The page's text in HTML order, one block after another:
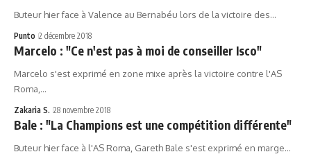
Buteur hier face à Valence au Bernabéu lors de la victoire des…
Punto 2 décembre 2018
Marcelo : "Ce n'est pas à moi de conseiller Isco"
Marcelo s'est exprimé en zone mixe après la victoire contre l'AS
Roma,…
Zakaria S. 28 novembre 2018
Bale : "La Champions est une compétition différente"
Buteur hier face à l'AS Roma, Gareth Bale s'est exprimé en marge…